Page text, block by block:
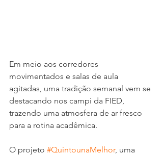
Em meio aos corredores
movimentados e salas de aula
agitadas, uma tradição semanal vem se
destacando nos campi da FIED,
trazendo uma atmosfera de ar fresco
para a rotina acadêmica.
O projeto #QuintounaMelhor, uma